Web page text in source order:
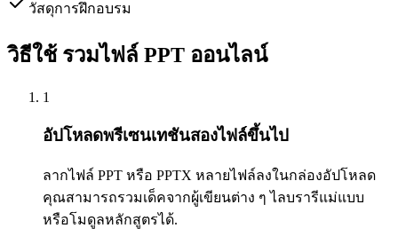
วัสดุการฝึกอบรม
วิธีใช้ รวมไฟล์ PPT ออนไลน์
1
อัปโหลดพรีเซนเทชันสองไฟล์ขึ้นไป
ลากไฟล์ PPT หรือ PPTX หลายไฟล์ลงในกล่องอัปโหลด
คุณสามารถรวมเด็คจากผู้เขียนต่าง ๆ ไลบรารีแม่แบบ
หรือโมดูลหลักสูตรได้.